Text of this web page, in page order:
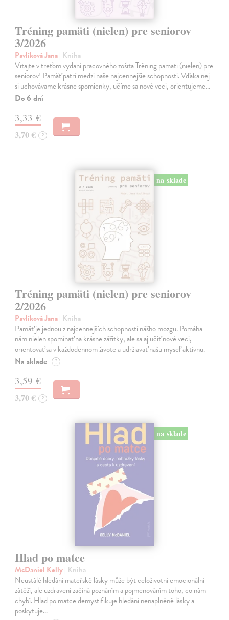
Tréning pamäti (nielen) pre seniorov
3/2026
Pavlíková Jana| Kniha
Vitajte v treťom vydaní pracovného zošita Tréning pamäti (nielen) pre
seniorov! Pamäť patrí medzi naše najcennejšie schopnosti. Vďaka nej
si uchovávame krásne spomienky, učíme sa nové veci, orientujeme…
Do 6 dní
3,33 €
3,70 € ?
na sklade
Tréning pamäti (nielen) pre seniorov
2/2026
Pavlíková Jana| Kniha
Pamäť je jednou z najcennejších schopností nášho mozgu. Pomáha
nám nielen spomínať na krásne zážitky, ale sa aj učiť nové veci,
orientovať sa v každodennom živote a udržiavať našu myseľ aktívnu.
Na sklade ?
3,59 €
3,70 € ?
na sklade
Hlad po matce
McDaniel Kelly| Kniha
Neustálé hledání mateřské lásky může být celoživotní emocionální
zátěží, ale uzdravení začíná poznáním a pojmenováním toho, co nám
chybí. Hlad po matce demystifikuje hledání nenaplněné lásky a
poskytuje…